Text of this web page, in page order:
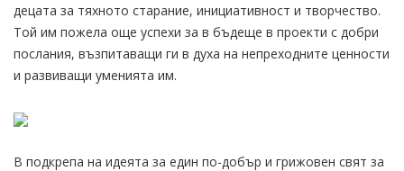
децата за тяхното старание, инициативност и творчество.
Той им пожела още успехи за в бъдеще в проекти с добри
послания, възпитаващи ги в духа на непреходните ценности
и развиващи уменията им.
В подкрепа на идеята за един по-добър и грижовен свят за